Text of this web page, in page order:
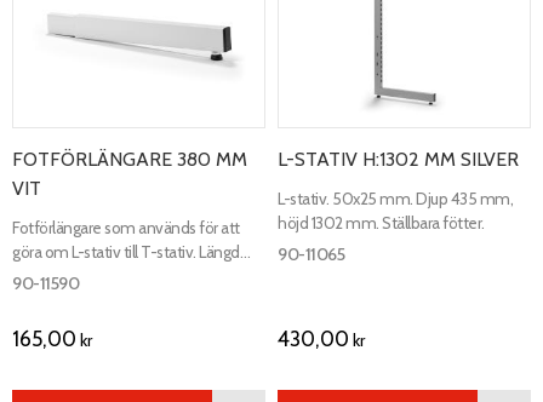
FOTFÖRLÄNGARE 380 MM
VIT
Fotförlängare som används för att
göra om L-stativ till T-stativ. Längd
380 mm.
90-11590
165,00 kr
L-STATIV H:1302 MM SILVER
L-stativ. 50x25 mm. Djup 435 mm,
höjd 1302 mm. Ställbara fötter.
90-11065
430,00 kr